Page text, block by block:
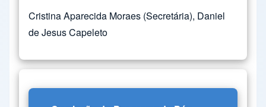
Cristina Aparecida Moraes (Secretária), Daniel
de Jesus Capeleto